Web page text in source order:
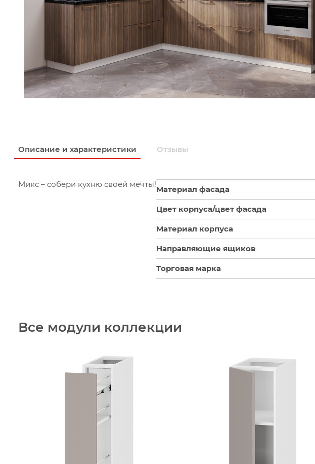
Описание и характеристики Отзывы
Микс – собери кухню своей мечты!
Материал фасада
Цвет корпуса/цвет фасада
Материал корпуса
Направляющие ящиков
Торговая марка
Все модули коллекции